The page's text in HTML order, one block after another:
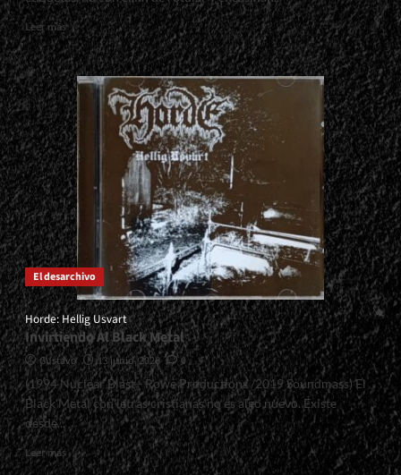
Leer másRead
more
about
<small>Since
The
Death:
Entangled<span>
|
</span>
</small>
<div>Cuando
Las
Etiquetas
No
Alcanzan</div>
El desarchivo
Horde: Hellig Usvart
Invirtiendo Al Black Metal
Gustavo 13 junio, 2026
0
(1994 Nuclear Blast - Rowe Productions /2019 Soundmass) El
Black Metal con letras cristianas no es algo nuevo. Existe
desde...
Leer másRead
more